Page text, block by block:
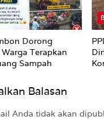
Dorong
Terapkan
Sampah
Balasan
Anda tidak akan